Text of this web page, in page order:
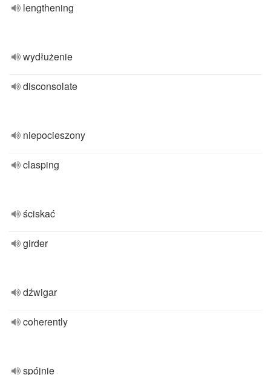
lengthening
wydłużenie
disconsolate
niepocieszony
clasping
ściskać
girder
dźwigar
coherently
spójnie